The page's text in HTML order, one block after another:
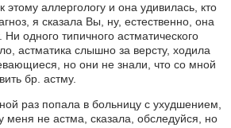
этому аллергологу и она удивилась, кто
я сказала Вы, ну, естественно, она
одного типичного астматического
астматика слышно за версту, ходила
но они не знали, что со мной
бр. астму.
раз попала в больницу с ухудшением,
меня не астма, сказала, обследуйся, но